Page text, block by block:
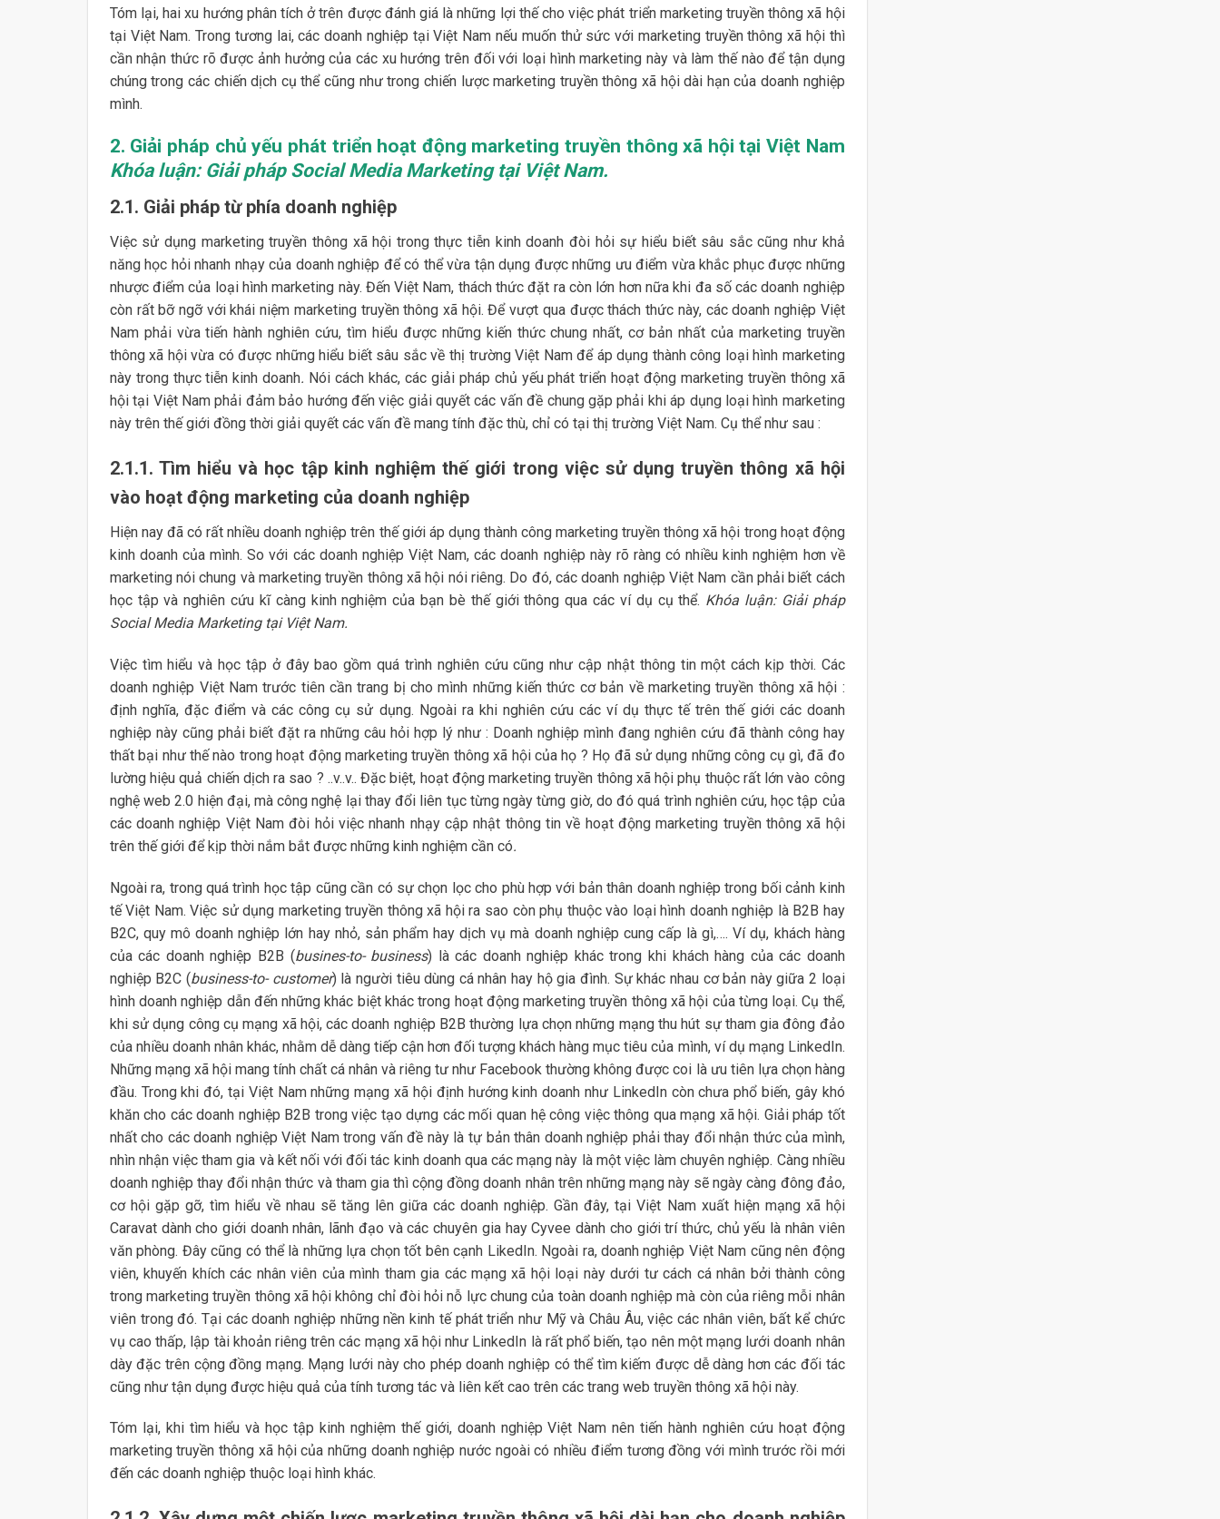
Tóm lại, hai xu hướng phân tích ở trên được đánh giá là những lợi thế cho việc phát triển marketing truyền thông xã hội
tại Việt Nam. Trong tương lai, các doanh nghiệp tại Việt Nam nếu muốn thử sức với marketing truyền thông xã hội thì
cần nhận thức rõ được ảnh hưởng của các xu hướng trên đối với loại hình marketing này và làm thế nào để tận dụng
chúng trong các chiến dịch cụ thể cũng như trong chiến lược marketing truyền thông xã hội dài hạn của doanh nghiệp
mình.
2. Giải pháp chủ yếu phát triển hoạt động marketing truyền thông xã hội tại Việt Nam
Khóa luận: Giải pháp Social Media Marketing tại Việt Nam.
2.1. Giải pháp từ phía doanh nghiệp
Việc sử dụng marketing truyền thông xã hội trong thực tiễn kinh doanh đòi hỏi sự hiểu biết sâu sắc cũng như khả
năng học hỏi nhanh nhạy của doanh nghiệp để có thể vừa tận dụng được những ưu điểm vừa khắc phục được những
nhược điểm của loại hình marketing này. Đến Việt Nam, thách thức đặt ra còn lớn hơn nữa khi đa số các doanh nghiệp
còn rất bỡ ngỡ với khái niệm marketing truyền thông xã hội. Để vượt qua được thách thức này, các doanh nghiệp Việt
Nam phải vừa tiến hành nghiên cứu, tìm hiểu được những kiến thức chung nhất, cơ bản nhất của marketing truyền
thông xã hội vừa có được những hiểu biết sâu sắc về thị trường Việt Nam để áp dụng thành công loại hình marketing
này trong thực tiễn kinh doanh. Nói cách khác, các giải pháp chủ yếu phát triển hoạt động marketing truyền thông xã
hội tại Việt Nam phải đảm bảo hướng đến việc giải quyết các vấn đề chung gặp phải khi áp dụng loại hình marketing
này trên thế giới đồng thời giải quyết các vấn đề mang tính đặc thù, chỉ có tại thị trường Việt Nam. Cụ thể như sau :
2.1.1. Tìm hiểu và học tập kinh nghiệm thế giới trong việc sử dụng truyền thông xã hội
vào hoạt động marketing của doanh nghiệp
Hiện nay đã có rất nhiều doanh nghiệp trên thế giới áp dụng thành công marketing truyền thông xã hội trong hoạt động
kinh doanh của mình. So với các doanh nghiệp Việt Nam, các doanh nghiệp này rõ ràng có nhiều kinh nghiệm hơn về
marketing nói chung và marketing truyền thông xã hội nói riêng. Do đó, các doanh nghiệp Việt Nam cần phải biết cách
học tập và nghiên cứu kĩ càng kinh nghiệm của bạn bè thế giới thông qua các ví dụ cụ thể. Khóa luận: Giải pháp
Social Media Marketing tại Việt Nam.
Việc tìm hiểu và học tập ở đây bao gồm quá trình nghiên cứu cũng như cập nhật thông tin một cách kịp thời. Các
doanh nghiệp Việt Nam trước tiên cần trang bị cho mình những kiến thức cơ bản về marketing truyền thông xã hội :
định nghĩa, đặc điểm và các công cụ sử dụng. Ngoài ra khi nghiên cứu các ví dụ thực tế trên thế giới các doanh
nghiệp này cũng phải biết đặt ra những câu hỏi hợp lý như : Doanh nghiệp mình đang nghiên cứu đã thành công hay
thất bại như thế nào trong hoạt động marketing truyền thông xã hội của họ ? Họ đã sử dụng những công cụ gì, đã đo
lường hiệu quả chiến dịch ra sao ? ..v..v.. Đặc biệt, hoạt động marketing truyền thông xã hội phụ thuộc rất lớn vào công
nghệ web 2.0 hiện đại, mà công nghệ lại thay đổi liên tục từng ngày từng giờ, do đó quá trình nghiên cứu, học tập của
các doanh nghiệp Việt Nam đòi hỏi việc nhanh nhạy cập nhật thông tin về hoạt động marketing truyền thông xã hội
trên thế giới để kịp thời nắm bắt được những kinh nghiệm cần có.
Ngoài ra, trong quá trình học tập cũng cần có sự chọn lọc cho phù hợp với bản thân doanh nghiệp trong bối cảnh kinh
tế Việt Nam. Việc sử dụng marketing truyền thông xã hội ra sao còn phụ thuộc vào loại hình doanh nghiệp là B2B hay
B2C, quy mô doanh nghiệp lớn hay nhỏ, sản phẩm hay dịch vụ mà doanh nghiệp cung cấp là gì,…. Ví dụ, khách hàng
của các doanh nghiệp B2B (busines-to- business) là các doanh nghiệp khác trong khi khách hàng của các doanh
nghiệp B2C (business-to- customer) là người tiêu dùng cá nhân hay hộ gia đình. Sự khác nhau cơ bản này giữa 2 loại
hình doanh nghiệp dẫn đến những khác biệt khác trong hoạt động marketing truyền thông xã hội của từng loại. Cụ thể,
khi sử dụng công cụ mạng xã hội, các doanh nghiệp B2B thường lựa chọn những mạng thu hút sự tham gia đông đảo
của nhiều doanh nhân khác, nhằm dễ dàng tiếp cận hơn đối tượng khách hàng mục tiêu của mình, ví dụ mạng LinkedIn.
Những mạng xã hội mang tính chất cá nhân và riêng tư như Facebook thường không được coi là ưu tiên lựa chọn hàng
đầu. Trong khi đó, tại Việt Nam những mạng xã hội định hướng kinh doanh như LinkedIn còn chưa phổ biến, gây khó
khăn cho các doanh nghiệp B2B trong việc tạo dựng các mối quan hệ công việc thông qua mạng xã hội. Giải pháp tốt
nhất cho các doanh nghiệp Việt Nam trong vấn đề này là tự bản thân doanh nghiệp phải thay đổi nhận thức của mình,
nhìn nhận việc tham gia và kết nối với đối tác kinh doanh qua các mạng này là một việc làm chuyên nghiệp. Càng nhiều
doanh nghiệp thay đổi nhận thức và tham gia thì cộng đồng doanh nhân trên những mạng này sẽ ngày càng đông đảo,
cơ hội gặp gỡ, tìm hiểu về nhau sẽ tăng lên giữa các doanh nghiệp. Gần đây, tại Việt Nam xuất hiện mạng xã hội
Caravat dành cho giới doanh nhân, lãnh đạo và các chuyên gia hay Cyvee dành cho giới trí thức, chủ yếu là nhân viên
văn phòng. Đây cũng có thể là những lựa chọn tốt bên cạnh LikedIn. Ngoài ra, doanh nghiệp Việt Nam cũng nên động
viên, khuyến khích các nhân viên của mình tham gia các mạng xã hội loại này dưới tư cách cá nhân bởi thành công
trong marketing truyền thông xã hội không chỉ đòi hỏi nỗ lực chung của toàn doanh nghiệp mà còn của riêng mỗi nhân
viên trong đó. Tại các doanh nghiệp những nền kinh tế phát triển như Mỹ và Châu Âu, việc các nhân viên, bất kể chức
vụ cao thấp, lập tài khoản riêng trên các mạng xã hội như LinkedIn là rất phổ biến, tạo nên một mạng lưới doanh nhân
dày đặc trên cộng đồng mạng. Mạng lưới này cho phép doanh nghiệp có thể tìm kiếm được dễ dàng hơn các đối tác
cũng như tận dụng được hiệu quả của tính tương tác và liên kết cao trên các trang web truyền thông xã hội này.
Tóm lại, khi tìm hiểu và học tập kinh nghiệm thế giới, doanh nghiệp Việt Nam nên tiến hành nghiên cứu hoạt động
marketing truyền thông xã hội của những doanh nghiệp nước ngoài có nhiều điểm tương đồng với mình trước rồi mới
đến các doanh nghiệp thuộc loại hình khác.